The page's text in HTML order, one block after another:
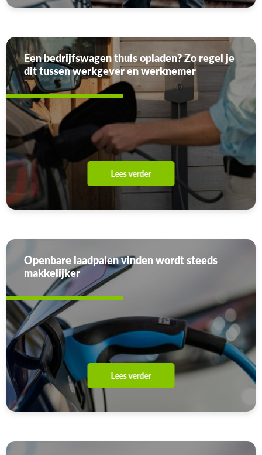
Een bedrijfswagen thuis opladen? Zo regel je
dit tussen werkgever en werknemer
Lees verder
Openbare laadpalen vinden wordt steeds
makkelijker
Lees verder